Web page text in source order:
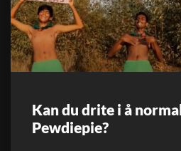
Kan du drite i å
Pewdiepie?